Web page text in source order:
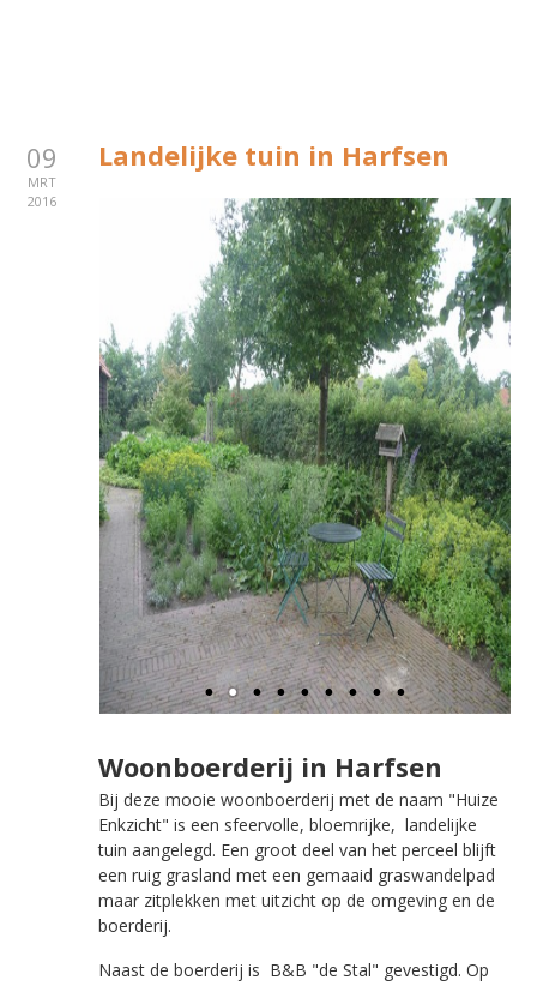
09
MRT
2016
Landelijke tuin in Harfsen
Woonboerderij in Harfsen
Bij deze mooie woonboerderij met de naam "Huize
Enkzicht" is een sfeervolle, bloemrijke, landelijke
tuin aangelegd. Een groot deel van het perceel blijft
een ruig grasland met een gemaaid graswandelpad
maar zitplekken met uitzicht op de omgeving en de
boerderij.
Naast de boerderij is B&B "de Stal" gevestigd. Op